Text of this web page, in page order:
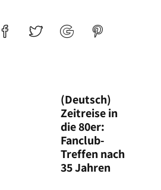
(Deutsch)
Zeitreise in
die 80er:
Fanclub-
Treffen nach
35 Jahren